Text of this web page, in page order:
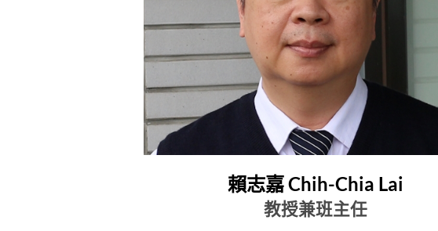
賴志嘉 Chih-Chia Lai
教授兼班主任